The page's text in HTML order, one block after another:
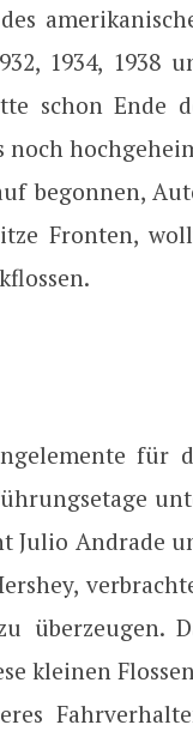
1934, 1938
schon Ende
noch
begonnen,
Fronten,
für
Julio Andrade
überzeugen.
kleinen